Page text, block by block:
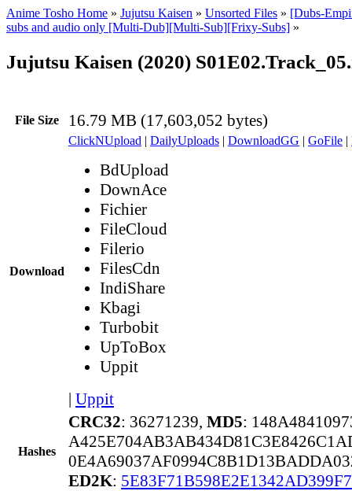
Anime Tosho Home » Jujutsu Kaisen » Unsorted Files » [Dubs-
subs and audio only [Multi-Dub][Multi-Sub][Frixy-Subs] »
Jujutsu Kaisen (2020)
File Size 16.79 MB (17,603,052 bytes)
Download
ClickNUpload | DailyUploads | DownloadGG | GoFile |
BdUpload
DownAce
Fichier
FileCloud
Filerio
FilesCdn
IndiShare
Kbagi
Turbobit
UpToBox
Uppit
| Uppit
Hashes
CRC32: 36271239, MD5:
ED2K: